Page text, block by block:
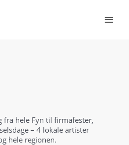
fra hele Fyn til firmafester,
– 4 lokale artister
hele regionen.